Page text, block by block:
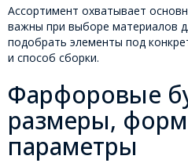
Ассортимент охватывает
важны при выборе материалов
подобрать элементы под
и способ сборки.
Фарфоровые
размеры,
параметры